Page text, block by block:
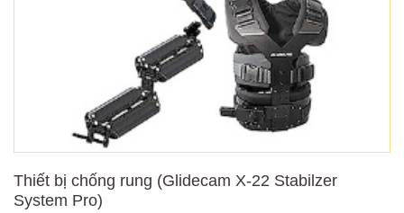
Thiết bị chống rung (Glidecam X-22 Stabilzer
System Pro)